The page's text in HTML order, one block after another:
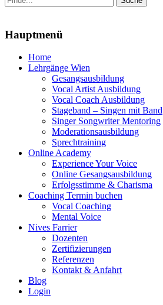
nach:
Hauptmenü
Zum
Inhalt
Home
Lehrgänge Wien
Gesangsausbildung
Vocal Artist Ausbildung
Vocal Coach Ausbildung
Stageband – Singen mit Band
Singer Songwriter Mentoring
Moderationsausbildung
Sprechtraining
Online Academy
Experience Your Voice
Online Gesangsausbildung
Erfolgsstimme & Charisma
Coaching Termin buchen
Vocal Coaching
Mental Voice
Nives Farrier
Dozenten
Zertifizierungen
Referenzen
Kontakt & Anfahrt
Blog
Login